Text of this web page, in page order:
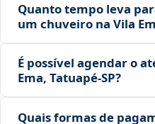
Quanto tempo leva
um chuveiro na Vila
É possível agendar o
Ema, Tatuapé‑SP?
Quais formas de